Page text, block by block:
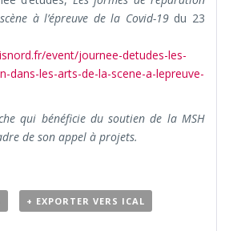
à l’épreuve de la Covid-19du 23
event/journee-detudes-les-
dans-les-arts-de-la-scene-a-lepreuve-
qui bénéficie du soutien de la MSH
de son appel à projets.
+ EXPORTER VERS ICAL